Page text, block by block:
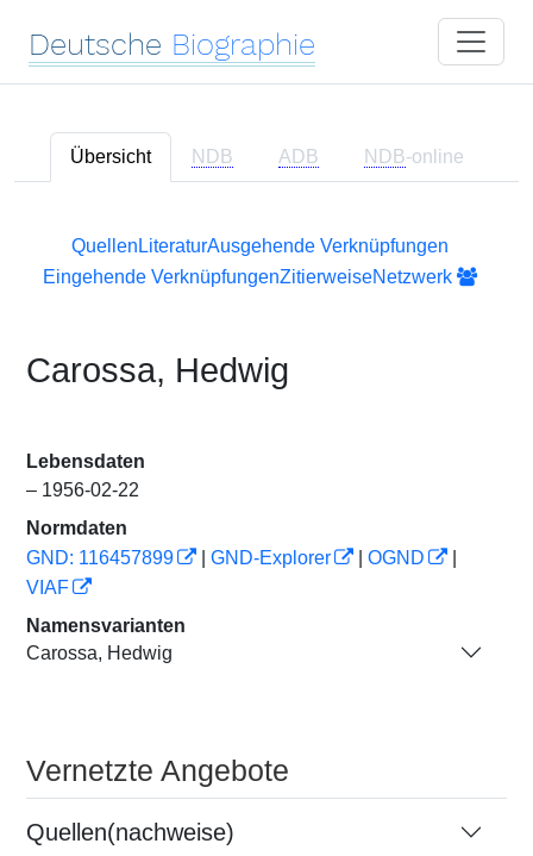
Deutsche Biographie
Übersicht NDB ADB NDB-online
Quellen LiteraturAusgehende Verknüpfungen
Eingehende VerknüpfungenZitierweiseNetzwerk
Carossa, Hedwig
Lebensdaten
– 1956-02-22
Normdaten
GND: 116457899
GND-Explorer OGND
VIAF
Namensvarianten
Carossa, Hedwig
Vernetzte Angebote
Quellen(nachweise)